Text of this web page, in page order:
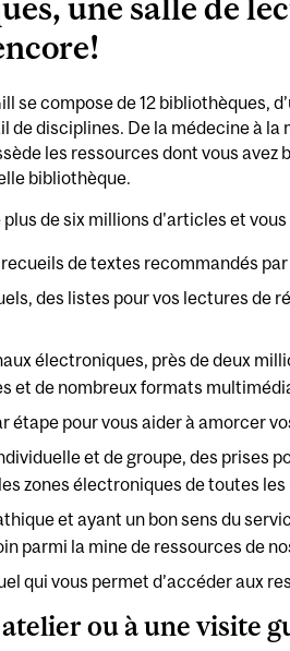
une salle de
se compose de 12 bibliothèques,
de disciplines. De la médecine à
les ressources dont vous
bibliothèque.
de six millions d'articles et vous
de textes recommandés
des listes pour vos lectures de
électroniques, près de deux
et de nombreux formats
étape pour vous aider à amorcer
et de groupe, des prises
zones électroniques de toutes
et ayant un bon sens du
parmi la mine de ressources de
qui vous permet d’accéder aux
ou à une visite